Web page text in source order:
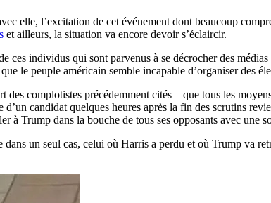
elle, l’excitation de cet événement dont beaucoup
et ailleurs, la situation va encore devoir s’éclaircir.
individus qui sont parvenus à se décrocher des
le peuple américain semble incapable d’organiser des
complotistes précédemment cités – que tous les
candidat quelques heures après la fin des scrutins
Trump dans la bouche de tous ses opposants avec une
un seul cas, celui où Harris a perdu et où Trump va